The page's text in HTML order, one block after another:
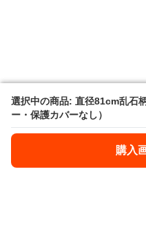
選択中の商品: 直径81cm乱石
ー・保護カバーなし）
購入
選択中の商品: 直径81cm乱石
ー・保護カバーなし）
購入